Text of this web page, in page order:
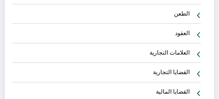
الطعن
العقود
العلامات التجارية
القضايا التجارية
القضايا المالية